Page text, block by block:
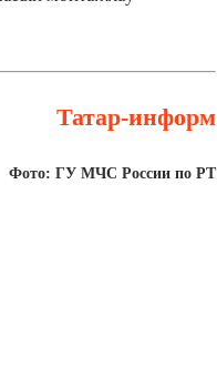
Татар-информ
Фото: ГУ МЧС России по РТ